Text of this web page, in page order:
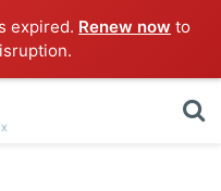
expired. Renew now to